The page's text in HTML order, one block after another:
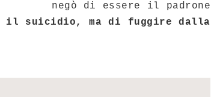
negò di essere il padrone
il suicidio, ma di fuggire dalla